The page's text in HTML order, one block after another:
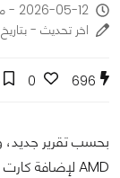
2026-05-12 - منذ شهرين
اخر تحديث - بتاريخ 2026-05-12
696
0
بحسب تقرير جديد،